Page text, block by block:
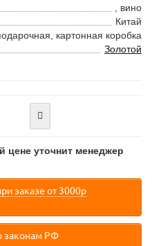
, вино
Китай
картонная коробка
Золотой
цене уточнит менеджер
заказе от 3000р
законам РФ